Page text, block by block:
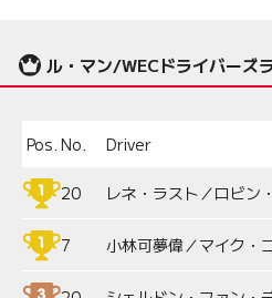
ル・マン/WECドライバーズ
Pos. No. Driver
20 レネ・ラスト／ロビン
7 小林可夢偉／マイク・